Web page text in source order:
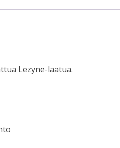
Lezyne-laatua.